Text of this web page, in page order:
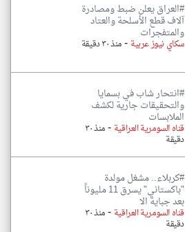
#العراق يعلن ضبط ومصادرة
آلاف قطع الأسلحة والعتاد
والمتفجرات
سكاي نيوز عربية -منذ ٣٠ دقيقة
#انتحار شاب في بسمايا
والتحقيقات جارية لكشف
الملابسات
قناه السومرية العراقية - منذ ٣٠
دقيقة
#كربلاء.. مشغل مولدة
"باكستاني" يسرق 11 مليوناً
بعد جباية الا
قناه السومرية العراقية - منذ ٣٠
دقيقة